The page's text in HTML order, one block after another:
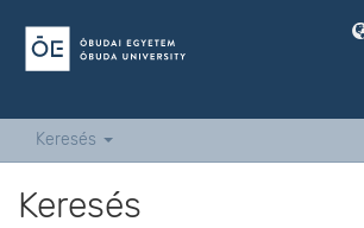
Keresés
Keresés